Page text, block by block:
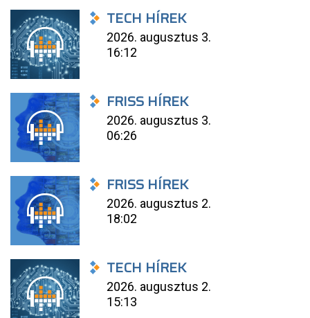
TECH HÍREK
2026. augusztus 3.
16:12
FRISS HÍREK
2026. augusztus 3.
06:26
FRISS HÍREK
2026. augusztus 2.
18:02
TECH HÍREK
2026. augusztus 2.
15:13